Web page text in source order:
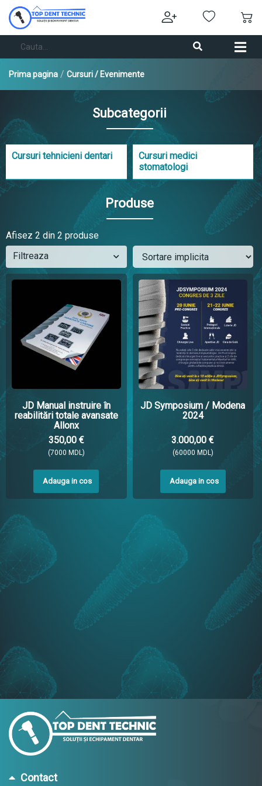
Prima pagina / Cursuri / Evenimente
Subcategorii
Cursuri tehnicieni dentari
Cursuri medici
stomatologi
Produse
Afisez 2 din 2 produse
Filtreaza
JD Manual instruire în
reabilitări totale avansate
Allonx
350,00 €
(7000 MDL)
Adauga in cos
JD Symposium / Modena
2024
3.000,00 €
(60000 MDL)
Adauga in cos
Contact